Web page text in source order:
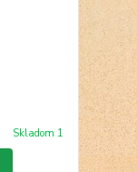
Skladom 1